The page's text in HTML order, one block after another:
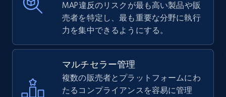
MAP違反のリスクが最も高い製品や販
売者を特定し、最も重要な分野に執行
力を集中できるようにする。
マルチセラー管理
複数の販売者とプラットフォームにわ
たるコンプライアンスを容易に管理